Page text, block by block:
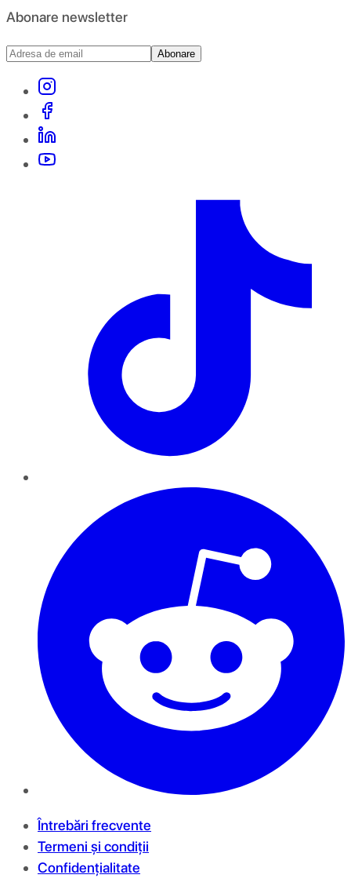
Abonare newsletter
Abonare
Întrebări frecvente
Termeni și condiții
Confidențialitate